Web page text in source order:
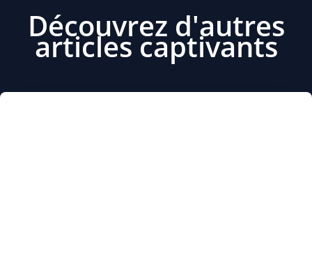
Découvrez d'autres
articles captivants